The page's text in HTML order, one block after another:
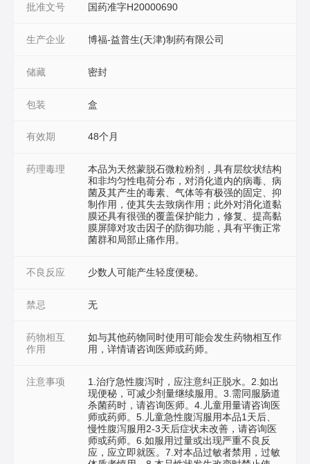
批准文号 国药准字H20000690
生产企业 博福-益普生(天津)制药有限公司
储藏 密封
包装 盒
有效期 48个月
药理毒理
本品为天然蒙脱石微粒粉剂，具有层纹状结构
和非均匀性电荷分布，对消化道内的病毒、病
菌及其产生的毒素、气体等有极强的固定、抑
制作用，使其失去致病作用；此外对消化道黏
膜还具有很强的覆盖保护能力，修复、提高黏
膜屏障对攻击因子的防御功能，具有平衡正常
菌群和局部止痛作用。
不良反应 少数人可能产生轻度便秘。
禁忌 无
药物相互
作用
如与其他药物同时使用可能会发生药物相互作
用，详情请咨询医师或药师。
注意事项
1.治疗急性腹泻时，应注意纠正脱水。2.如出
现便秘，可减少剂量继续服用。3.需同服肠道
杀菌药时，请咨询医师。4.儿童用量请咨询医
师或药师。5.儿童急性腹泻服用本品1天后、
慢性腹泻服用2-3天后症状未改善，请咨询医
师或药师。6.如服用过量或出现严重不良反
应，应立即就医。7.对本品过敏者禁用，过敏